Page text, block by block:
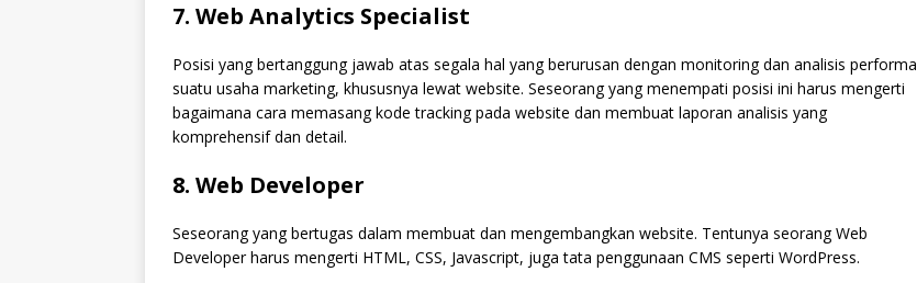
7. Web Analytics Specialist
Posisi yang bertanggung jawab atas segala hal yang berurusan dengan monitoring dan analisis performa
suatu usaha marketing, khususnya lewat website. Seseorang yang menempati posisi ini harus mengerti
bagaimana cara memasang kode tracking pada website dan membuat laporan analisis yang
komprehensif dan detail.
8. Web Developer
Seseorang yang bertugas dalam membuat dan mengembangkan website. Tentunya seorang Web
Developer harus mengerti HTML, CSS, Javascript, juga tata penggunaan CMS seperti WordPress.